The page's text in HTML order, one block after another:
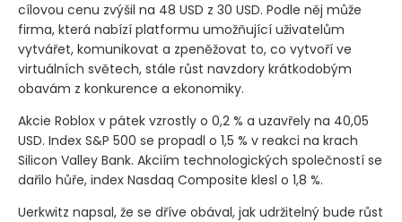
cílovou cenu zvýšil na 48 USD z 30 USD. Podle něj může
firma, která nabízí platformu umožňující uživatelům
vytvářet, komunikovat a zpeněžovat to, co vytvoří ve
virtuálních světech, stále růst navzdory krátkodobým
obavám z konkurence a ekonomiky.
Akcie Roblox v pátek vzrostly o 0,2 % a uzavřely na 40,05
USD. Index S&P 500 se propadl o 1,5 % v reakci na krach
Silicon Valley Bank. Akciím technologických společností se
dařilo hůře, index Nasdaq Composite klesl o 1,8 %.
Uerkwitz napsal, že se dříve obával, jak udržitelný bude růst